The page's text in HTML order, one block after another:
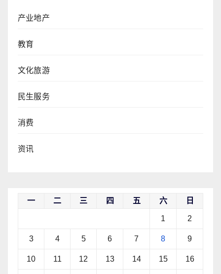
产业地产
教育
文化旅游
民生服务
消费
资讯
一 二 三 四 五 六 日
1 2
3 4 5 6 7 8 9
10 11 12 13 14 15 16